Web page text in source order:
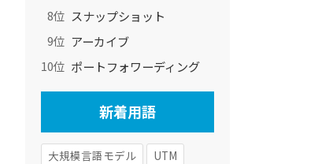
8位 スナップショット
9位 アーカイブ
10位 ポートフォワーディング
新着用語
大規模言語モデル
UTM